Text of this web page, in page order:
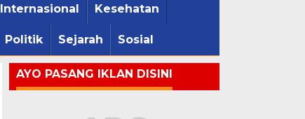
Internasional Kesehatan
Politik Sejarah Sosial
AYO PASANG IKLAN DISINI